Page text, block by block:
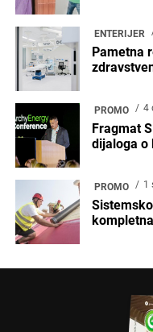
ENTERIJER
Pametna
PROMO 4
Fragmat
dijaloga o
PROMO 1